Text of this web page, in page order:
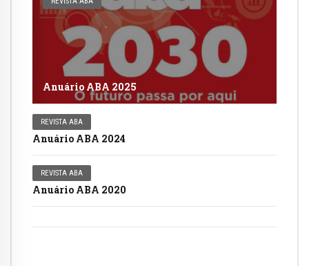
Anuário ABA 2025
REVISTA ABA
Anuário ABA 2024
REVISTA ABA
Anuário ABA 2020